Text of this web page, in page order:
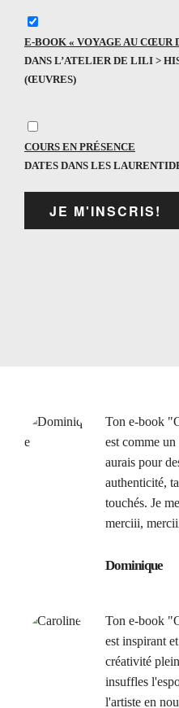
E-BOOK « VOYAGE AU CŒUR
DANS L’ATELIER DE LILI >
(ŒUVRES)
COURS EN PRÉSENCE
DATES DANS LES
Ton e-book
est comme
aurais pour
authenticité,
touchés. Je
merciii,
Dominique
Ton e-book
est inspirant
créativité
insuffles
l'artiste en